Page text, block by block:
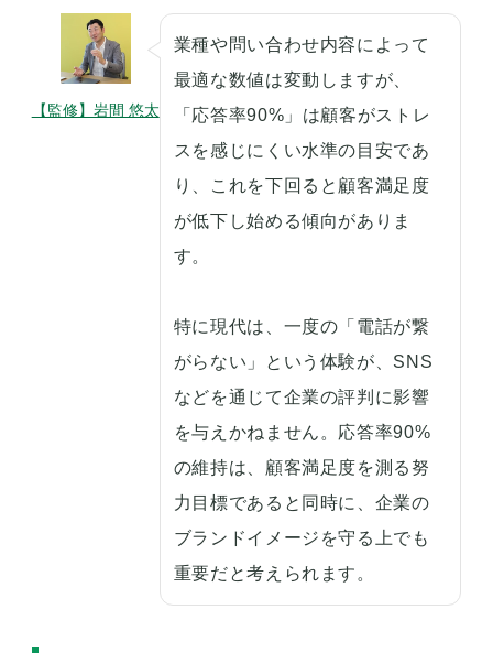
【監修】岩間 悠太
業種や問い合わせ内容によって
最適な数値は変動しますが、
「応答率90%」は顧客がストレ
スを感じにくい水準の目安であ
り、これを下回ると顧客満足度
が低下し始める傾向がありま
す。
特に現代は、一度の「電話が繋
がらない」という体験が、SNS
などを通じて企業の評判に影響
を与えかねません。応答率90%
の維持は、顧客満足度を測る努
力目標であると同時に、企業の
ブランドイメージを守る上でも
重要だと考えられます。